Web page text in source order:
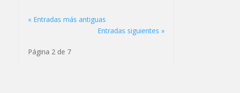
« Entradas más antiguas
Entradas siguientes »
Página 2 de 7